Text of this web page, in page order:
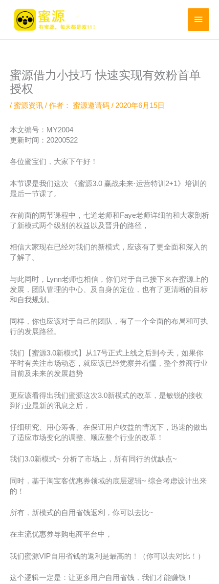
主
菜
蜜源借力小技巧 快速实现有效粉首单
授权
/ 蜜源资讯 / 作者： 蜜源邀请码 / 2020年6月15日
本文编号：MY2004
更新时间：20200522
各位蜜宝们，大家下午好！
本节课是我们这次 《蜜源3.0 赢战未来·运营特训2+1》培训的
最后一节课了。
在前面的两节课程中，七道老师和Faye老师详细的和大家剖析
了新模式两个级别的权益以及晋升的路径，
相信大家现在已经对我们的新模式，应该有了更全面和深入的
了解了。
与此同时，Lynn老师也相信，你们对于自己接下来在蜜源上的
发展，团队管理的中心、及自身的定位，也有了更清晰的目标
和自我规划。
同样，你也应该对于自己的团队，有了一个全面的布局和可执
行的发展路径。
我们【蜜源3.0新模式】从17号正式上线之后到今天，如果你
平时有关注市场动态，就应该已经觉察并看懂，整个券商行业
目前及未来的发展趋势
更应该看得出我们蜜源这次3.0新模式的改革，是敏锐的接收
到行业最新的讯息之后，
仔细研究、用心筹备、在保证用户收益的情况下，迅速的做出
了适应市场变化的调整、顺应整个行业的改革！
我们3.0新模式~ 分析了市场上，所有同行的优缺点~
同时，基于淘宝客优惠券领域的底层逻辑~ 综合考虑设计出来
的！
所有，新模式的自用省钱返利，你可以去比~
在主流优惠券导购电商平台中，
我们蜜源VIP自用省钱的返利是最高的！（你可以去对比！）
这个逻辑一定是：让更多用户自用省钱，我们才能赚钱！